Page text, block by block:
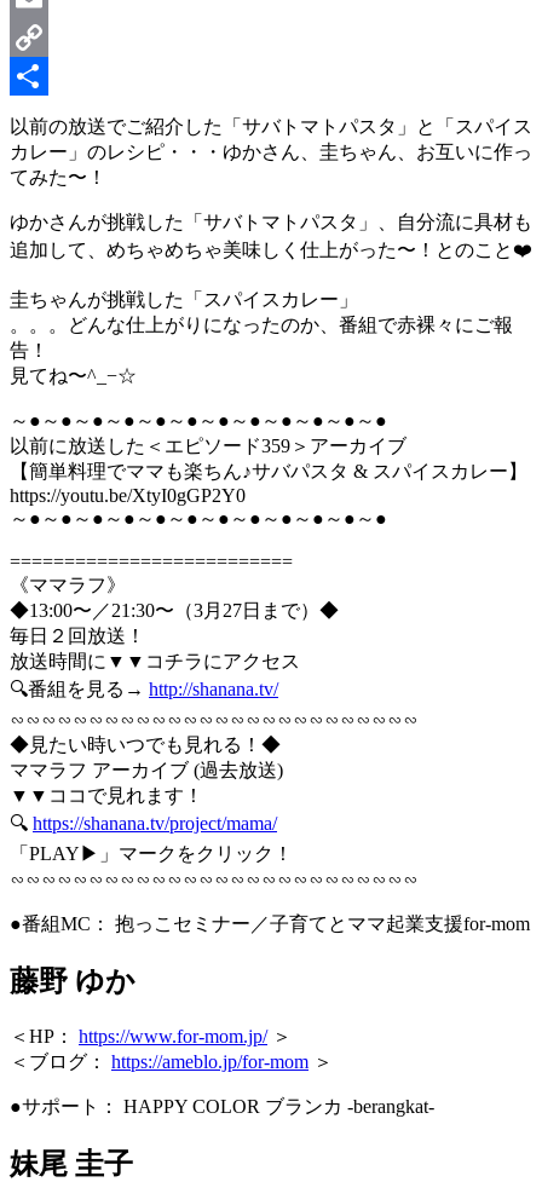
Email
Copy
Link
共
有
以前の放送でご紹介した「サバトマトパスタ」と「スパイス
カレー」のレシピ・・・ゆかさん、圭ちゃん、お互いに作っ
てみた〜！
ゆかさんが挑戦した「サバトマトパスタ」、自分流に具材も
追加して、めちゃめちゃ美味しく仕上がった〜！とのこと❤️
圭ちゃんが挑戦した「スパイスカレー」
。。。どんな仕上がりになったのか、番組で赤裸々にご報
告！
見てね〜^_−☆
～●～●～●～●～●～●～●～●～●～●～●～●
以前に放送した＜エピソード359＞アーカイブ
【簡単料理でママも楽ちん♪サバパスタ & スパイスカレー】
https://youtu.be/XtyI0gGP2Y0
～●～●～●～●～●～●～●～●～●～●～●～●
==========================
《ママラフ》
◆13:00〜／21:30〜（3月27日まで）◆
毎日２回放送！
放送時間に▼▼コチラにアクセス
🔍番組を見る→ http://shanana.tv/
∽∽∽∽∽∽∽∽∽∽∽∽∽∽∽∽∽∽∽∽∽∽∽∽∽∽
◆見たい時いつでも見れる！◆
ママラフ アーカイブ (過去放送)
▼▼ココで見れます！
🔍 https://shanana.tv/project/mama/
「PLAY▶」マークをクリック！
∽∽∽∽∽∽∽∽∽∽∽∽∽∽∽∽∽∽∽∽∽∽∽∽∽∽
●番組MC： 抱っこセミナー／子育てとママ起業支援for-mom
藤野 ゆか
＜HP： https://www.for-mom.jp/＞
＜ブログ： https://ameblo.jp/for-mom ＞
●サポート： HAPPY COLOR ブランカ -berangkat-
妹尾 圭子